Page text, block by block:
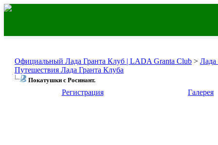
Официальный Лада Гранта Клуб | LADA Granta Club > Лада
Путешествия Лада Гранта Клуба
Покатушки с Росинант.
Регистрация Галерея